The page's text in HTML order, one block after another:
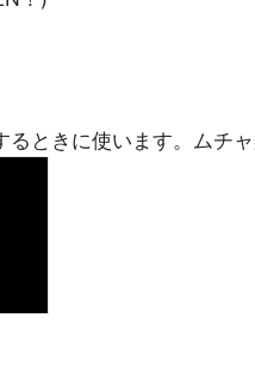
ときに使います。ムチャ